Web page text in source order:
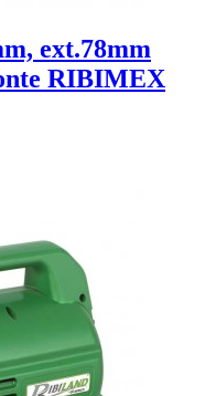
ext.78mm
RIBIMEX